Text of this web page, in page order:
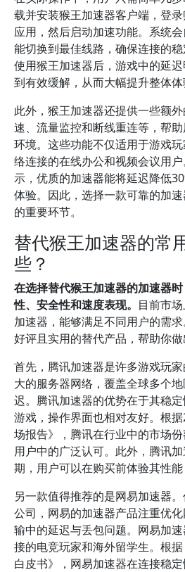
载并安装猴王加速器客户端，登
应用，然后启动加速功能。系统
能切换到最佳线路，确保连接的
使用猴王加速器后，游戏中的延
到有效缓解，从而大幅提升整体体
此外，猴王加速器还提供一些额
速、流量监控和断线重连等，帮
环境。这些功能不仅适用于游戏
络连接的在线办公和视频会议用
示，优质的加速器能将延迟降低
体验。因此，选择一款可靠的加
的重要环节。
替代猴王加速器的常
些？
在选择替代猴王加速器的加速器
性、安全性和速度表现。 目前市
加速器，能够满足不同用户的需
好评且实用的替代产品，帮助你做
首先，腾讯加速器是许多游戏玩
大的服务器网络，覆盖全球多个
迟。腾讯加速器的优势在于其稳
游戏，操作界面也相对友好。根
场报告》，腾讯在行业中的市场
用户中的广泛认可。此外，腾讯
期，用户可以在购买前体验其性能
另一款值得推荐的是网易加速器
公司，网易的加速器产品注重优
输中的延迟与丢包问题。网易加
接的电竞玩家和海外留学生。根
白皮书》，网易加速器在连接稳